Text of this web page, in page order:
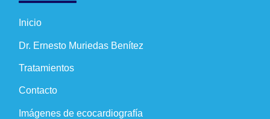
Inicio
Dr. Ernesto Muriedas Benítez
Tratamientos
Contacto
Imágenes de ecocardiografía